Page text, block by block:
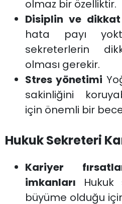
olmaz bir özelliktir.
Disiplin ve dikkat
hata payı
sekreterlerin
olması gerekir.
Stres yönetimi
sakinliğini
için önemli bir
Hukuk Sekreteri
Kariyer
imkanları Hukuk
büyüme olduğu